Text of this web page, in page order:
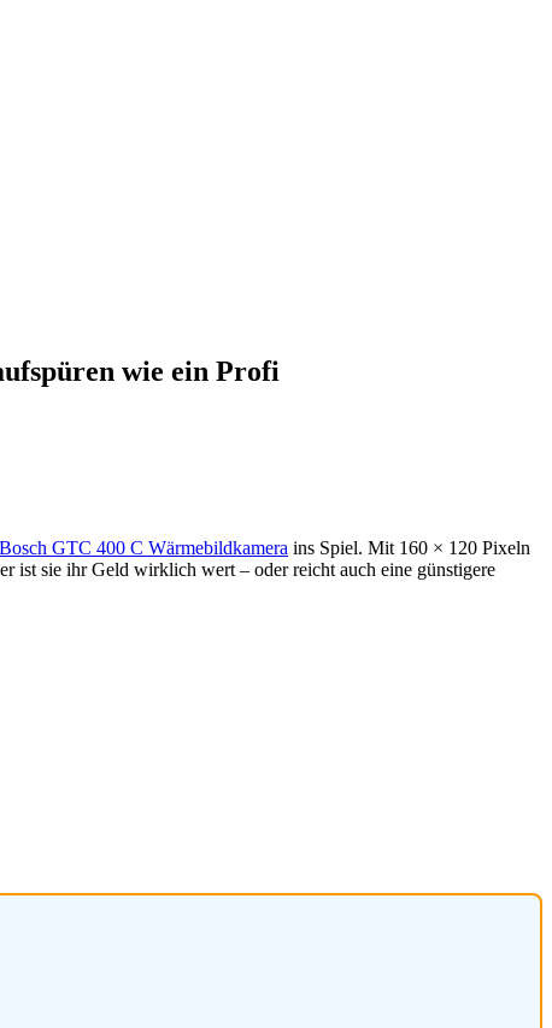
wie ein Profi
Bosch GTC 400 C Wärmebildkamera ins Spiel. Mit 160 × 120 Pixeln
ist sie ihr Geld wirklich wert – oder reicht auch eine günstigere